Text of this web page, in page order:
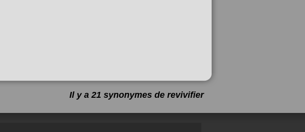
Il y a 21 synonymes de revivifier